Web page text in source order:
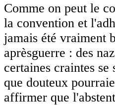
Comme on peut le
la convention et
jamais été vraiment
aprèsguerre : des
certaines craintes
que douteux
affirmer que